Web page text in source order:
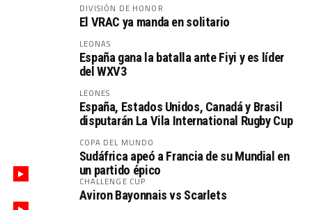
DIVISIÓN DE HONOR
El VRAC ya manda en solitario
LEONAS
España gana la batalla ante Fiyi y es líder
del WXV3
LEONES
España, Estados Unidos, Canadá y Brasil
disputarán La Vila International Rugby Cup
COPA DEL MUNDO
Sudáfrica apeó a Francia de su Mundial en
un partido épico
CHALLENGE CUP
Aviron Bayonnais vs Scarlets